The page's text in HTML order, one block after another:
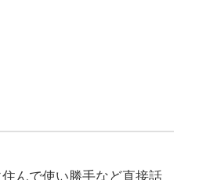
んで使い勝手など直接話